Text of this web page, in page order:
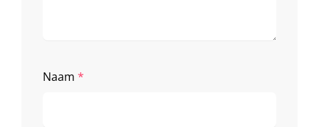
Naam *